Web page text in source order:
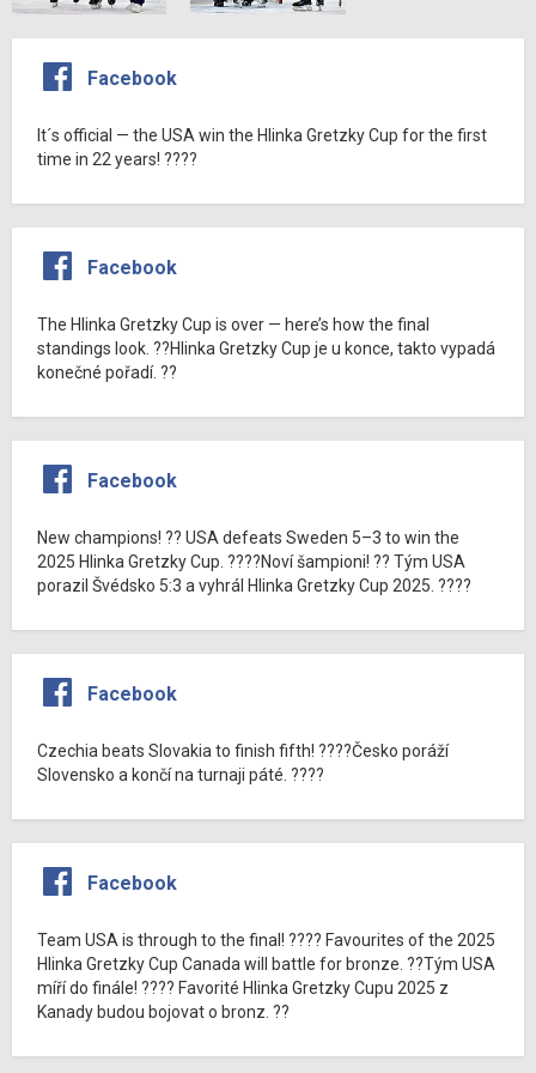
Facebook
It´s official — the USA win the Hlinka Gretzky Cup for the first
time in 22 years! ????
Facebook
The Hlinka Gretzky Cup is over — here’s how the final
standings look. ??Hlinka Gretzky Cup je u konce, takto vypadá
konečné pořadí. ??
Facebook
New champions! ?? USA defeats Sweden 5–3 to win the
2025 Hlinka Gretzky Cup. ????Noví šampioni! ?? Tým USA
porazil Švédsko 5:3 a vyhrál Hlinka Gretzky Cup 2025. ????
Facebook
Czechia beats Slovakia to finish fifth! ????Česko poráží
Slovensko a končí na turnaji páté. ????
Facebook
Team USA is through to the final! ???? Favourites of the 2025
Hlinka Gretzky Cup Canada will battle for bronze. ??Tým USA
míří do finále! ???? Favorité Hlinka Gretzky Cupu 2025 z
Kanady budou bojovat o bronz. ??